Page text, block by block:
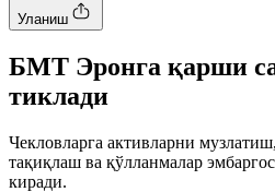
Уланиш
БМТ Эронга қарши
тиклади
Чекловларга активларни
тақиқлаш ва қўлланмалар
киради.